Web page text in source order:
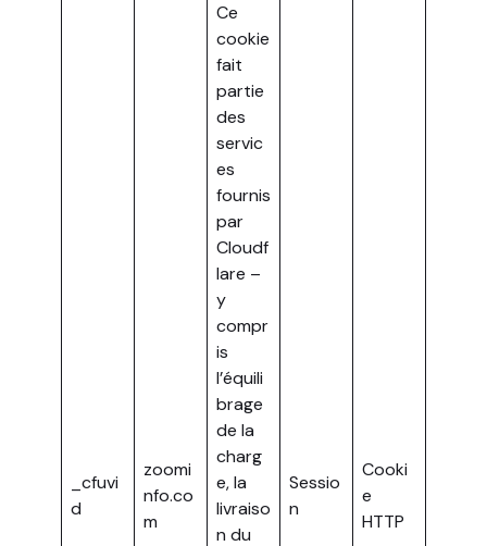
_cfuvi
d
zoomi
nfo.co
m
Ce
cookie
fait
partie
des
servic
es
fournis
par
Cloudf
lare –
y
compr
is
l’équili
brage
de la
charg
e, la
livraiso
n du
Sessio
n
Cooki
e
HTTP